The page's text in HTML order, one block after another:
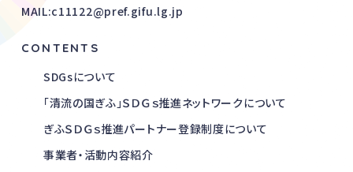
MAIL:c11122@pref.gifu.lg.jp
CONTENTS
SDGsについて
「清流の国ぎふ」ＳＤＧｓ推進ネットワークについて
ぎふＳＤＧｓ推進パートナー登録制度について
事業者・活動内容紹介